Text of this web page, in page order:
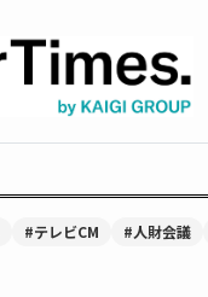
#テレビCM #人財会議